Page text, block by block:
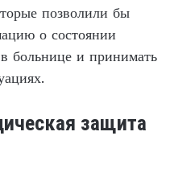
позволили бы
о состоянии
в больнице и принимать
защита